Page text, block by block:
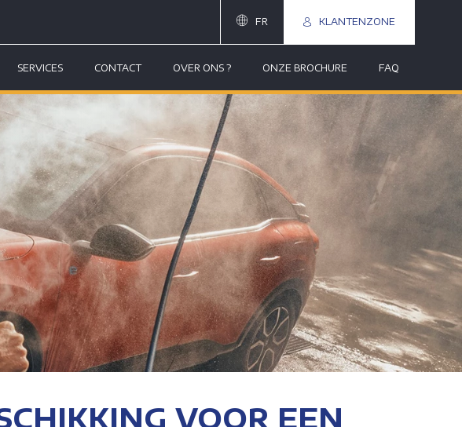
FR KLANTENZONE
SERVICES CONTACT OVER ONS ? ONZE BROCHURE FAQ
VOOR EEN